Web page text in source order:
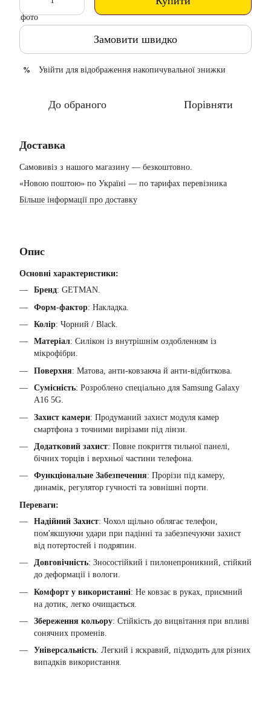
Замовити швидко
% Увійти для відображення накопичувальної знижки
До обраного Порівняти
Доставка
Самовивіз з нашого магазину — безкоштовно.
«Новою поштою» по Україні — по тарифах перевізника
Більше інформації про доставку
Опис
Основні характеристики:
Бренд: GETMAN.
Форм-фактор: Накладка.
Колір: Чорний / Black.
Матеріал: Силікон із внутрішнім оздобленням із
мікрофібри.
Поверхня: Матова, анти-ковзаюча й анти-відбиткова.
Сумісність: Розроблено спеціально для Samsung Galaxy
A16 5G.
Захист камери: Продуманий захист модуля камер
смартфона з точними вирізами під лінзи.
Додатковий захист: Повне покриття тильної панелі,
бічних торців і верхньої частини телефона.
Функціональне Забезпечення: Прорізи під камеру,
динамік, регулятор гучності та зовнішні порти.
Переваги:
Надійний Захист: Чохол щільно облягає телефон,
пом'якшуючи удари при падінні та забезпечуючи захист
від потертостей і подряпин.
Довговічність: Зносостійкий і пилонепроникний, стійкий
до деформації і вологи.
Комфорт у використанні: Не ковзає в руках, приємний
на дотик, легко очищається.
Збереження кольору: Стійкість до вицвітання при впливі
сонячних променів.
Універсальність: Легкий і яскравий, підходить для різних
випадків використання.